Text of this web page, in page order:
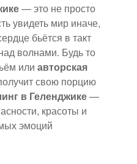
— это не просто
увидеть мир иначе,
бьётся в такт
волнами. Будь то
или авторская
свою порцию
в Геленджике—
красоты и
эмоций